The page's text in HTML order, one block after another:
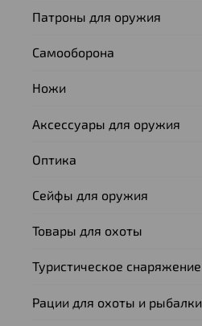
Патроны для оружия
Самооборона
Ножи
Аксессуары для оружия
Оптика
Сейфы для оружия
Товары для охоты
Туристическое снаряжение
Рации для охоты и рыбалки